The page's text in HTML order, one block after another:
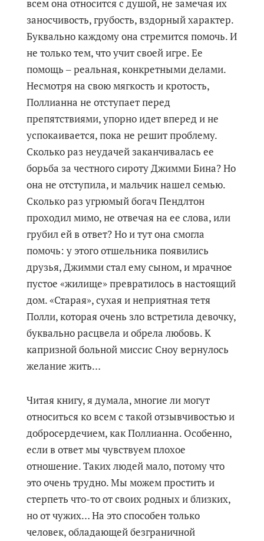
всем она относится с душой, не замечая их
заносчивость, грубость, вздорный характер.
Буквально каждому она стремится помочь. И
не только тем, что учит своей игре. Ее
помощь ‒ реальная, конкретными делами.
Несмотря на свою мягкость и кротость,
Поллианна не отступает перед
препятствиями, упорно идет вперед и не
успокаивается, пока не решит проблему.
Сколько раз неудачей заканчивалась ее
борьба за честного сироту Джимми Бина? Но
она не отступила, и мальчик нашел семью.
Сколько раз угрюмый богач Пендлтон
проходил мимо, не отвечая на ее слова, или
грубил ей в ответ? Но и тут она смогла
помочь: у этого отшельника появились
друзья, Джимми стал ему сыном, и мрачное
пустое «жилище» превратилось в настоящий
дом. «Старая», сухая и неприятная тетя
Полли, которая очень зло встретила девочку,
буквально расцвела и обрела любовь. К
капризной больной миссис Сноу вернулось
желание жить…
Читая книгу, я думала, многие ли могут
относиться ко всем с такой отзывчивостью и
добросердечием, как Поллианна. Особенно,
если в ответ мы чувствуем плохое
отношение. Таких людей мало, потому что
это очень трудно. Мы можем простить и
стерпеть что-то от своих родных и близких,
но от чужих… На это способен только
человек, обладающей безграничной